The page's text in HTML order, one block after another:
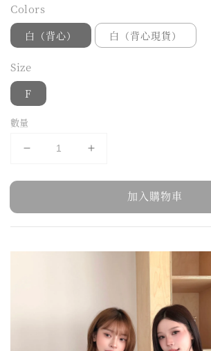
Colors
白（背心） 白（背心現貨）
Size
F
數量
加入購物車